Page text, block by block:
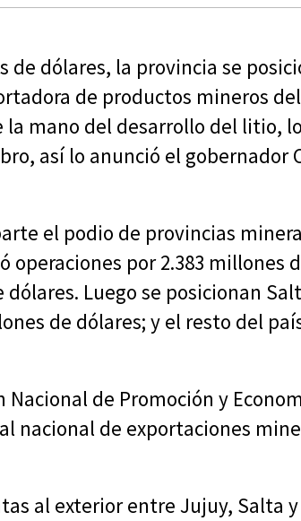
de dólares, la provincia se
de productos mineros
la mano del desarrollo del litio,
así lo anunció el gobernador
el podio de provincias
operaciones por 2.383 millones
Luego se posicionan
de dólares; y el resto del
Nacional de Promoción y
nacional de exportaciones
al exterior entre Jujuy, Salta y